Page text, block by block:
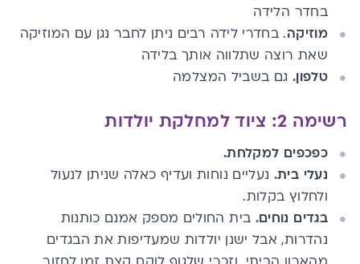
בחדר הלידה
מוזיקה. בחדרי לידה רבים ניתן לחבר נגן עם המוזיקה
שאת רוצה שתלווה אותך בלידה
טלפון. גם בשביל המצלמה
רשימה 2: ציוד למחלקת יולדות
כפכפים למקלחת.
נעלי בית. נעליים נוחות ועדיף כאלה שניתן לנעול
ולחלוץ בקלות.
בגדים נוחים. בית החולים מספק אמנם כותנות
נהדרות, אבל ישנן יולדות שמעדיפות את הבגדים